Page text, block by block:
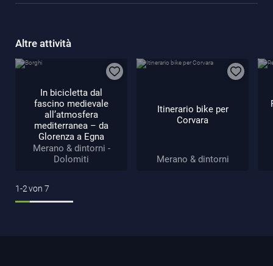
Altre attività
In bicicletta dal
fascino medievale
all’atmosfera
mediterranea – da
Glorenza a Egna
Merano & dintorni -
Dolomiti
Itinerario bike per
Corvara
Merano & dintorni
1-2von 7